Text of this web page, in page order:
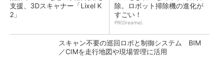
支援、3Dスキャナー「Lixel K
2」
除。ロボット掃除機の進化が
すごい！
PR(Dreame)
スキャン不要の巡回ロボと制御システム BIM
／CIMを走行地図や現場管理に活用